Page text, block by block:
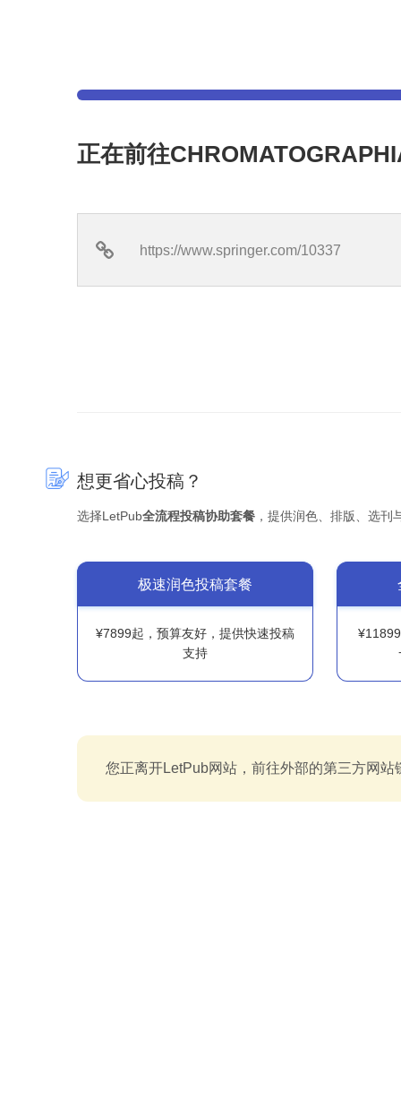
正在前往
https://www.springer.com/10337
想更省心投稿？
选择LetPub全流程投稿协助套餐 ，提供润色、排版、选
极速润色投稿套餐
¥7899起，预算友好，提供快速投稿
支持
您正离开LetPub网站，前往外部的第三方网